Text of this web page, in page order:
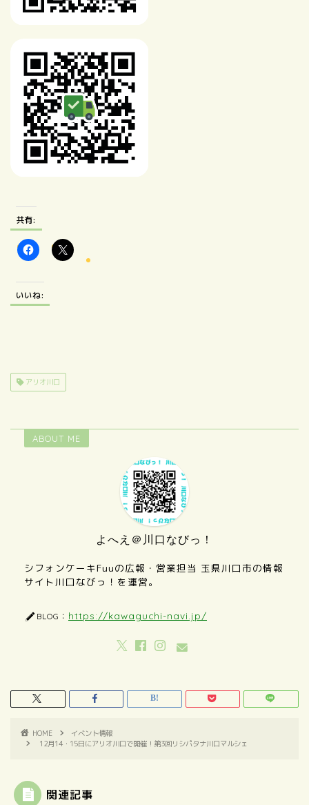
共有:
いいね:
アリオ川口
ABOUT ME
よへえ＠川口なびっ！
シフォンケーキFuuの広報・営業担当 玉県川口市の情報
サイト川口なびっ！を運営。
BLOG： https://kawaguchi-navi.jp/
HOME
イベント情報
12月14・15日にアリオ川口で開催！第3回リシパタナ川口マルシェ
関連記事